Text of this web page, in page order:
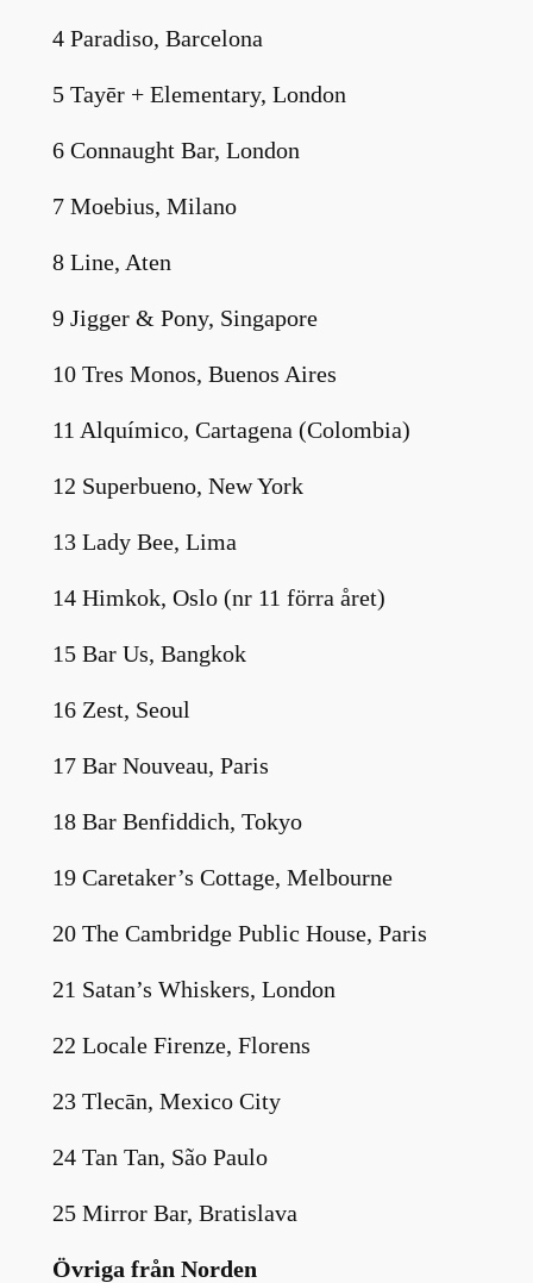
4 Paradiso, Barcelona
5 Tayēr + Elementary, London
6 Connaught Bar, London
7 Moebius, Milano
8 Line, Aten
9 Jigger & Pony, Singapore
10 Tres Monos, Buenos Aires
11 Alquímico, Cartagena (Colombia)
12 Superbueno, New York
13 Lady Bee, Lima
14 Himkok, Oslo (nr 11 förra året)
15 Bar Us, Bangkok
16 Zest, Seoul
17 Bar Nouveau, Paris
18 Bar Benfiddich, Tokyo
19 Caretaker’s Cottage, Melbourne
20 The Cambridge Public House, Paris
21 Satan’s Whiskers, London
22 Locale Firenze, Florens
23 Tlecān, Mexico City
24 Tan Tan, São Paulo
25 Mirror Bar, Bratislava
Övriga från Norden